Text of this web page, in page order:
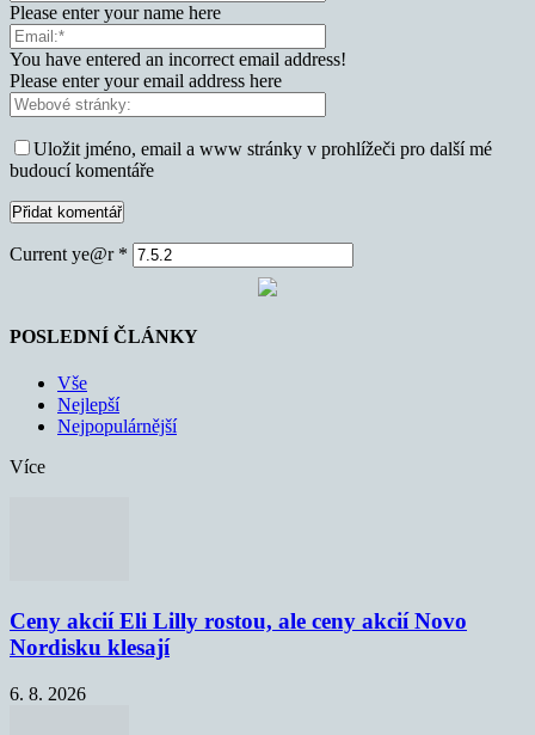
Please enter your name here
You have entered an incorrect email address!
Please enter your email address here
Uložit jméno, email a www stránky v prohlížeči pro další mé
budoucí komentáře
Current ye@r *
POSLEDNÍ ČLÁNKY
Vše
Nejlepší
Nejpopulárnější
Více
Ceny akcií Eli Lilly rostou, ale ceny akcií Novo
Nordisku klesají
6. 8. 2026